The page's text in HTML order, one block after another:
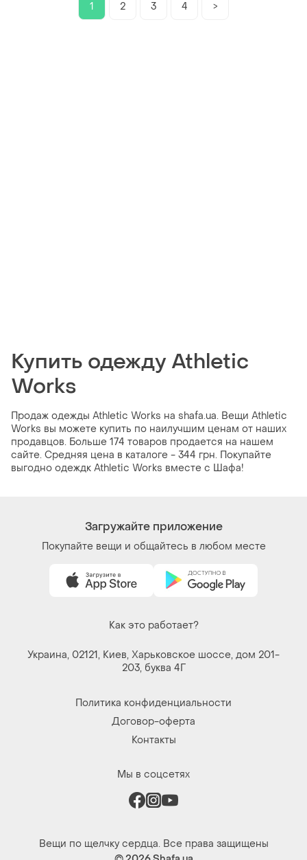
1 2 3 4 >
Купить одежду Athletic
Works
Продаж одежды Athletic Works на shafa.ua. Вещи Athletic
Works вы можете купить по наилучшим ценам от наших
продавцов. Больше 174 товаров продается на нашем
сайте. Средняя цена в каталоге - 344 грн. Покупайте
выгодно одеждк Athletic Works вместе с Шафа!
Загружайте приложение
Покупайте вещи и общайтесь в любом месте
Как это работает?
Украина, 02121, Киев, Харьковское шоссе, дом 201-
203, буква 4Г
Политика конфиденциальности
Договор-оферта
Контакты
Мы в соцсетях
Вещи по щелчку сердца. Все права защищены